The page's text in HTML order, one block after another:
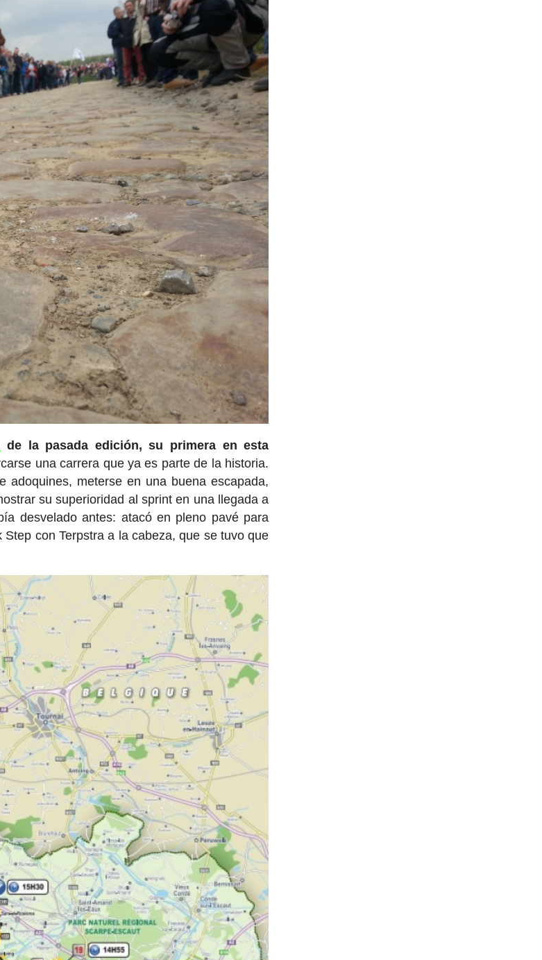
de la pasada edición, su primera en esta
una carrera que ya es parte de la historia.
adoquines, meterse en una buena escapada,
su superioridad al sprint en una llegada a
desvelado antes: atacó en pleno pavé para
con Terpstra a la cabeza, que se tuvo que